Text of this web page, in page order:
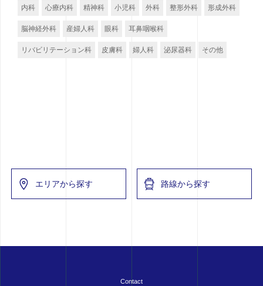
内科 心療内科 精神科 小児科 外科 整形外科 形成外科
脳神経外科 産婦人科 眼科 耳鼻咽喉科
リバビリテーション科 皮膚科 婦人科 泌尿器科 その他
エリアから探す 路線から探す
Contact